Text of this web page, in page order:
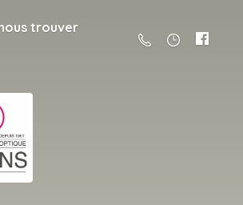
trouver